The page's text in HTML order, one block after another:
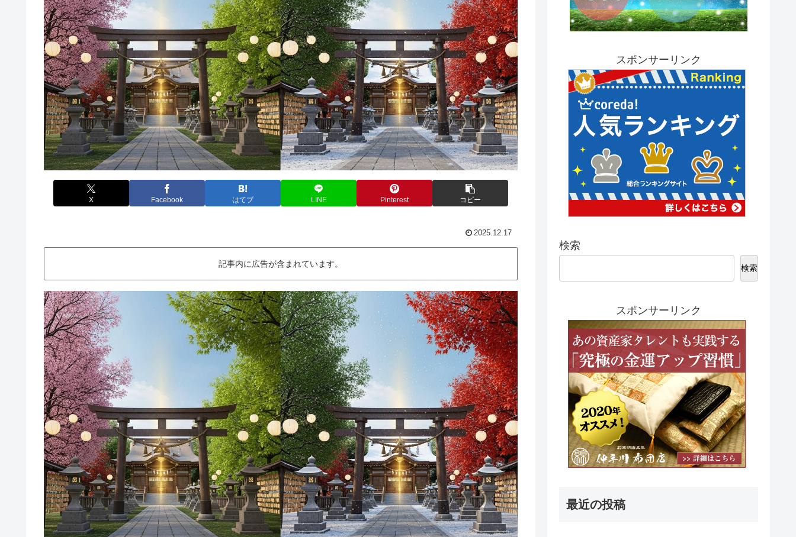
X Facebook はてブ LINE Pinterest コピー
2025.12.17
記事内に広告が含まれています。
スポンサーリンク
検索
検索
スポンサーリンク
最近の投稿